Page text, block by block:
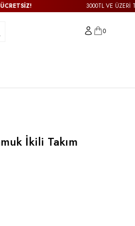
3000TL VE ÜZERİ TÜM SİPARİŞLERİNİZDE
0
İkili Takım